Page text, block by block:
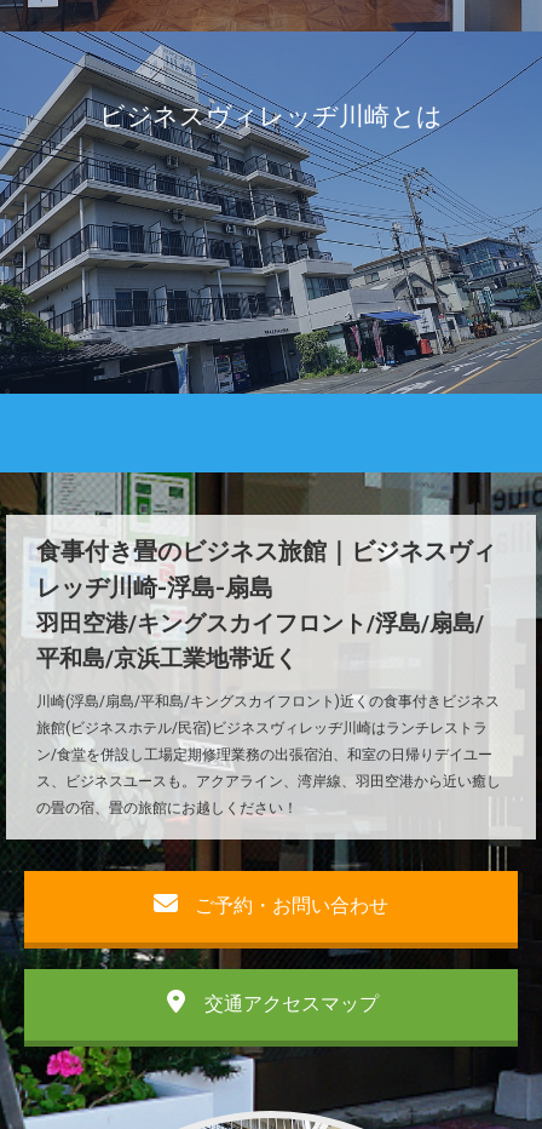
ビジネスヴィレッヂ川崎とは
食事付き畳のビジネス旅館｜ビジネスヴィ
レッヂ川崎-浮島-扇島
羽田空港/キングスカイフロント/浮島/扇島/
平和島/京浜工業地帯近く
川崎(浮島/扇島/平和島/キングスカイフロント)近くの食事付きビジネス
旅館(ビジネスホテル/民宿)ビジネスヴィレッヂ川崎はランチレストラ
ン/食堂を併設し工場定期修理業務の出張宿泊、和室の日帰りデイユー
ス、ビジネスユースも。アクアライン、湾岸線、羽田空港から近い癒し
の畳の宿、畳の旅館にお越しください！
ご予約・お問い合わせ
交通アクセスマップ